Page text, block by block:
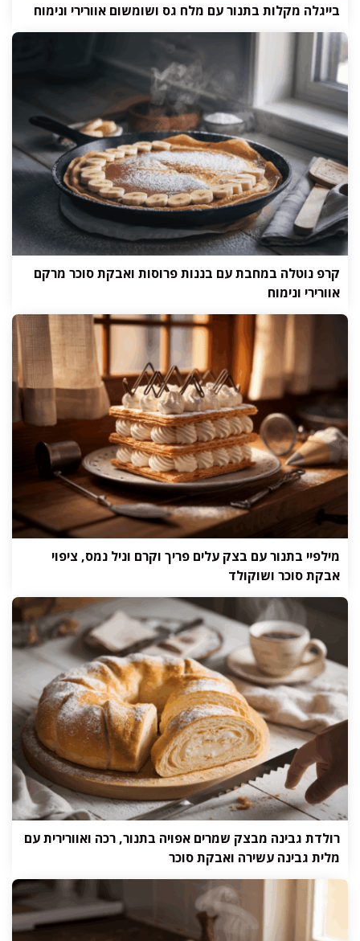
בייגלה מקלות בתנור עם מלח גס ושומשום אוורירי ונימוח
קרפ נוטלה במחבת עם בננות פרוסות ואבקת סוכר מרקם
אוורירי ונימוח
מילפיי בתנור עם בצק עלים פריך וקרם וניל נמס, ציפוי
אבקת סוכר ושוקולד
רולדת גבינה מבצק שמרים אפויה בתנור, רכה ואוורירית עם
מלית גבינה עשירה ואבקת סוכר